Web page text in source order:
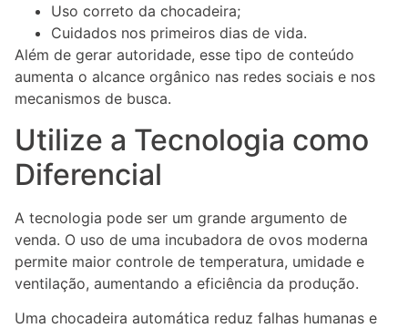
Uso correto da chocadeira;
Cuidados nos primeiros dias de vida.
Além de gerar autoridade, esse tipo de conteúdo
aumenta o alcance orgânico nas redes sociais e nos
mecanismos de busca.
Utilize a Tecnologia como
Diferencial
A tecnologia pode ser um grande argumento de
venda. O uso de uma incubadora de ovos moderna
permite maior controle de temperatura, umidade e
ventilação, aumentando a eficiência da produção.
Uma chocadeira automática reduz falhas humanas e